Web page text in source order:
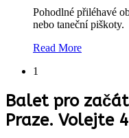
Pohodlné přiléhavé
nebo taneční piškoty.
Read More
1
Balet pro
Praze. Volejte